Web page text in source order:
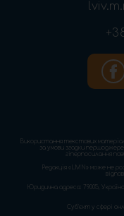
Використання текстових
за умови згадки
гіперпосилання
Редакція «LMN» може не
Юридична адреса: 79005,
Cуб'єкт у сфері